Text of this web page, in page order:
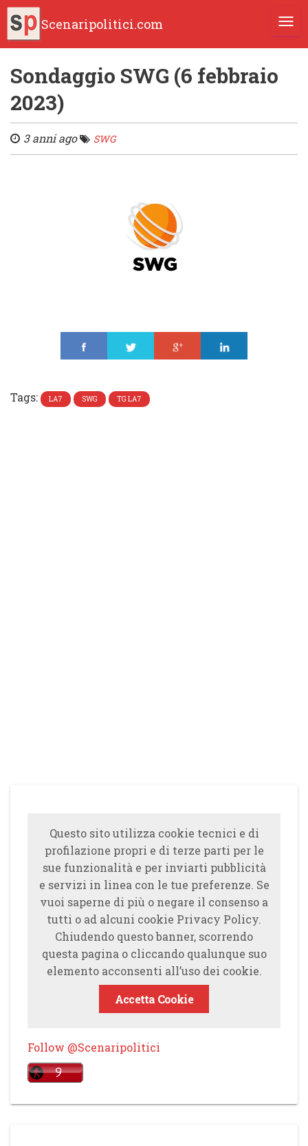
Scenaripolitici.com
Sondaggio SWG (6 febbraio
2023)
3 anni ago SWG
Tags: LA7 SWG TG LA7
Questo sito utilizza cookie tecnici e di
profilazione propri e di terze parti per le
sue funzionalità e per inviarti pubblicità
e servizi in linea con le tue preferenze. Se
vuoi saperne di più o negare il consenso a
tutti o ad alcuni cookie Privacy Policy.
Chiudendo questo banner, scorrendo
questa pagina o cliccando qualunque suo
elemento acconsenti all’uso dei cookie.
Accetta Cookie
Follow @Scenaripolitici